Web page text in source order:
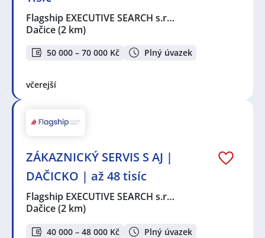
Flagship EXECUTIVE SEARCH s.r…
Dačice(2 km)
50 000 – 70 000 Kč Plný úvazek
včerejší
ZÁKAZNICKÝ SERVIS S AJ |
DAČICKO | až 48 tisíc
Flagship EXECUTIVE SEARCH s.r…
Dačice(2 km)
40 000 – 48 000 Kč Plný úvazek